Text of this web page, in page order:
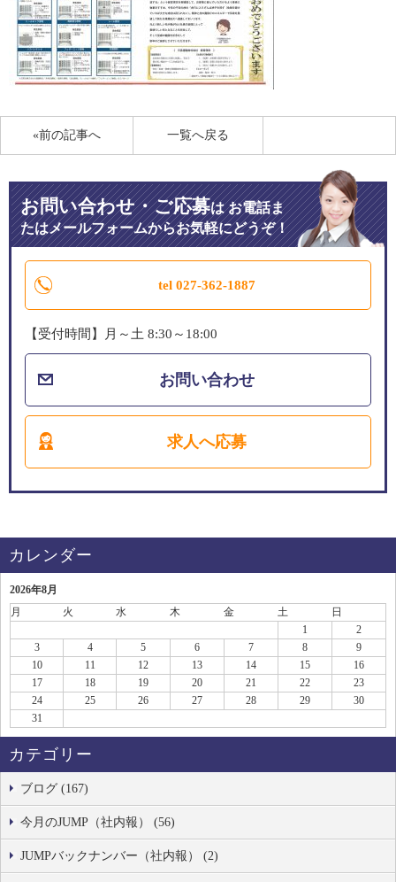
«前の記事へ 一覧へ戻る
お問い合わせ・ご応募はお電話ま
たはメールフォームからお気軽にどうぞ！
tel 027-362-1887
【受付時間】月～土 8:30～18:00
お問い合わせ
求人へ応募
カレンダー
2026年8月
月
火 水 木 金 土
日
1
2
3
4 5 6 7 8
9
10
11 12 13 14 15
16
17
18 19 20 21 22
23
24
25 26 27 28 29
30
31
カテゴリー
ブログ (167)
今月のJUMP（社内報） (56)
JUMPバックナンバー（社内報） (2)